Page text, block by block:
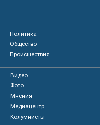
Политика
Общество
Происшествия
Видео
Фото
Мнения
Медиацентр
Колумнисты